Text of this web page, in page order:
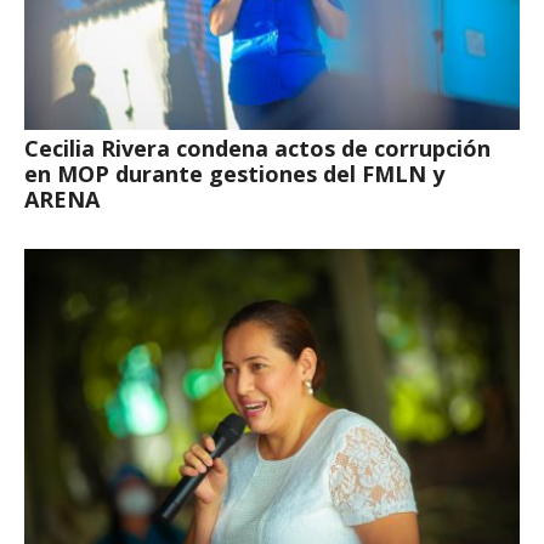
Cecilia Rivera condena actos de corrupción
en MOP durante gestiones del FMLN y
ARENA